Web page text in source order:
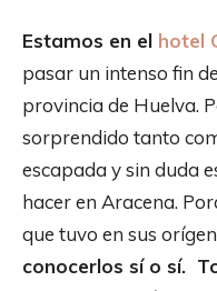
Estamos en el hotel
pasar un intenso fin
provincia de Huelva.
sorprendido tanto
escapada y sin duda
hacer en Aracena.
que tuvo en sus
conocerlos sí o sí.